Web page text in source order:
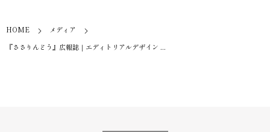
HOME
メディア
『ささりんどう』広報誌｜エディトリアルデザイン ...